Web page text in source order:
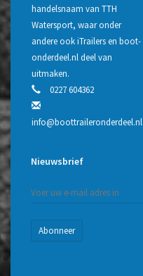
handelsnaam van TTH
Watersport, waar onder
andere ook iTrailers en boot-
onderdeel.nl deel van
uitmaken.
0227 604362
info@boottraileronderdeel.nl
Nieuwsbrief
Abonneer